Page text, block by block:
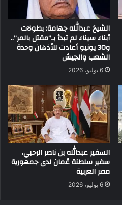
الشيخ عبدالله جهامة: بطولات
أبناء سيناء لم تبدأ بـ”مقتل بالمر”..
و30 يونيو أعادت للأذهان وحدة
الشعب والجيش
6 يوليو، 2026
السفير عبدالله بن ناصر الرحبي،
سفير سلطنة عُمان لدى جمهورية
مصر العربية
6 يوليو، 2026